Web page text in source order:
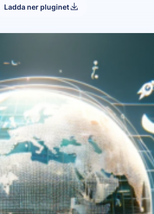
Ladda ner pluginet